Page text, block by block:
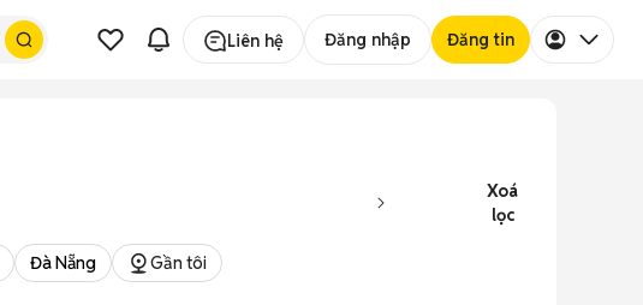
Liên hệ Đăng nhập Đăng tin
Xoá
lọc
Đà Nẵng Gần tôi